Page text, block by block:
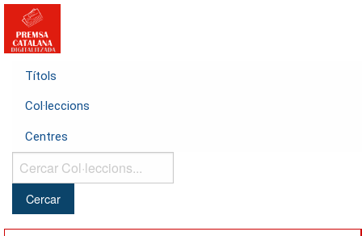
Títols
Col·leccions
Centres
Cercar
Col·leccions...